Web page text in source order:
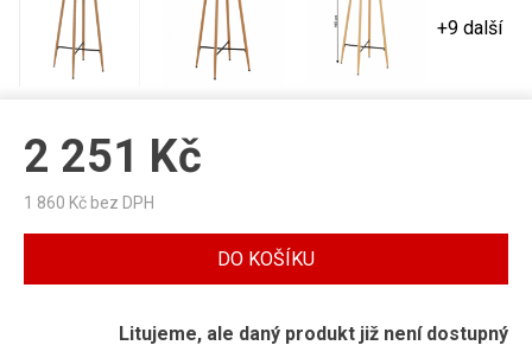
+9 další
2 251 Kč
1 860 Kč bez DPH
DO KOŠÍKU
Litujeme, ale daný produkt již není dostupný